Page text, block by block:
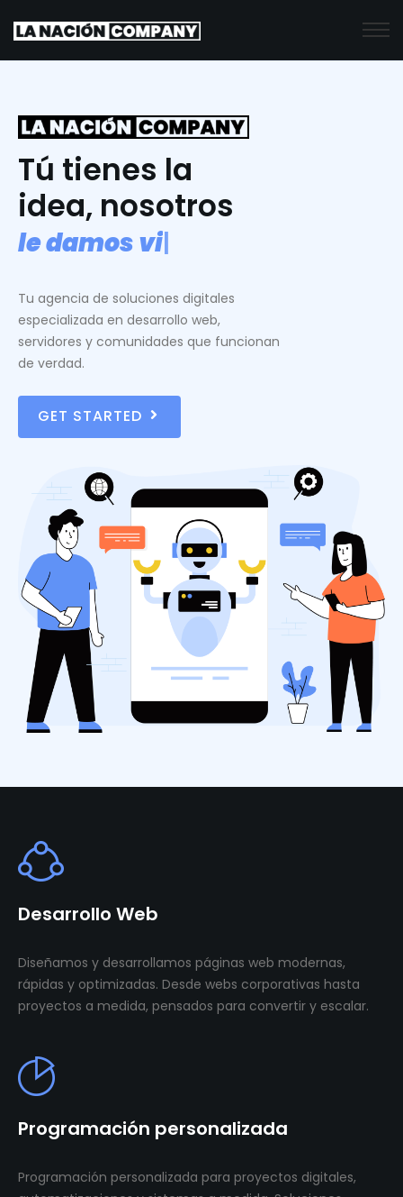
Tú tienes la
idea, nosotros
ledamosvid
Tu agencia de soluciones digitales
especializada en desarrollo web,
servidores y comunidades que funcionan
de verdad.
GET STARTED
Desarrollo Web
Diseñamos y desarrollamos páginas web modernas,
rápidas y optimizadas. Desde webs corporativas hasta
proyectos a medida, pensados para convertir y escalar.
Programación personalizada
Programación personalizada para proyectos digitales,